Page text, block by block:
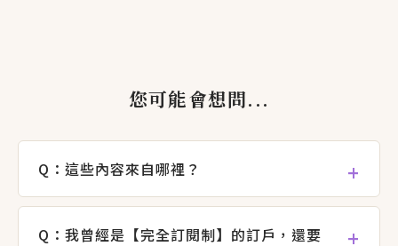
您可能會想問...
Q：這些內容來自哪裡？
Q：我曾經是【完全訂閱制】的訂戶，還要